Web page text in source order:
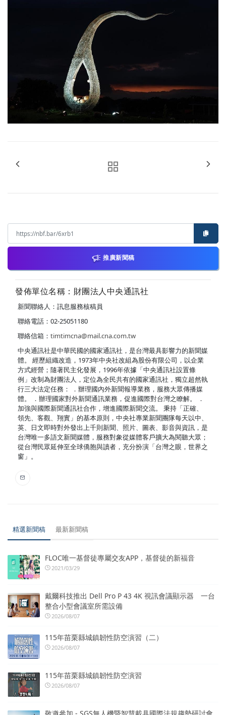
推廣新聞稿
發佈單位名稱：財團法人中央通訊社
新聞聯絡人：訊息服務核稿員
聯絡電話：02-25051180
聯絡信箱： timtimcna@mail.cna.com.tw
中央通訊社是中華民國的國家通訊社，是台灣最具影響力的新聞媒
體。 經歷組織改造，1973年中央社改組為股份有限公司，以企業
方式經營；隨著民主化發展，1996年依據「中央通訊社設置條
例」改制為財團法人，定位為全民共有的國家通訊社，獨立超然執
行三大法定任務： ．辦理國內外新聞報導業務，服務大眾傳播媒
體。 ．辦理國家對外新聞通訊業務，促進國際對台灣之瞭解。 ．
加強與國際新聞通訊社合作，增進國際新聞交流。 秉持「正確、
領先、客觀、翔實」的基本原則，中央社專業新聞團隊每天以中、
英、日文即時對外發出上千則新聞、照片、圖表、影音與資訊，是
台灣唯一多語文新聞媒體，服務對象從媒體客戶擴大為閱聽大眾；
從台灣民眾延伸至全球僑胞與讀者，充分扮演「台灣之眼，世界之
窗」。
精選新聞稿 最新新聞稿
FLOC唯一基督徒專屬交友APP，基督徒的新福音
2021/03/29
戴爾科技推出 Dell Pro P 43 4K 視訊會議顯示器 一台
整合小型會議室所需設備
2026/08/07
115年苗栗縣城鎮韌性防空演習（二）
2026/08/07
115年苗栗縣城鎮韌性防空演習
2026/08/07